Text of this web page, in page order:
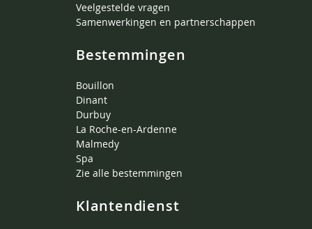
Veelgestelde vragen
Samenwerkingen en partnerschappen
Bestemmingen
Bouillon
Dinant
Durbuy
La Roche-en-Ardenne
Malmedy
Spa
Zie alle bestemmingen
Klantendienst